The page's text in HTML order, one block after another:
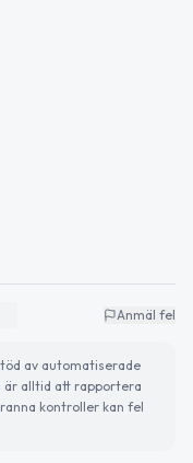
Anmäl fel
av automatiserade
är alltid att rapportera
kontroller kan fel